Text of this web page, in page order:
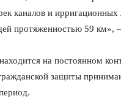
каналов и
протяженностью 59 км»,
на постоянном
защиты